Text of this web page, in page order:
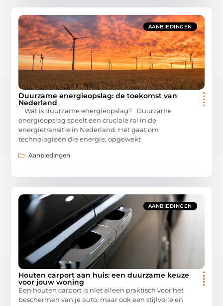
AANBIEDINGEN
Duurzame energieopslag: de toekomst van
Nederland
Wat is duurzame energieopslag? Duurzame
energieopslag speelt een cruciale rol in de
energietransitie in Nederland. Het gaat om
technologieën die energie, opgewekt
Aanbiedingen
AANBIEDINGEN
Houten carport aan huis: een duurzame keuze
voor jouw woning
Een houten carport is niet alleen praktisch voor het
beschermen van je auto, maar ook een stijlvolle en